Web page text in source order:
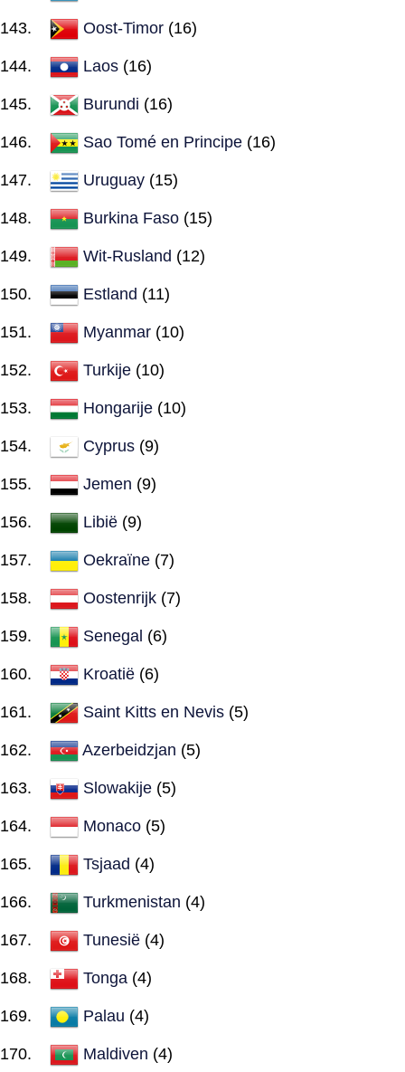
Oost-Timor (16)
Laos (16)
Burundi (16)
Sao Tomé en Principe (16)
Uruguay (15)
Burkina Faso (15)
Wit-Rusland (12)
Estland (11)
Myanmar (10)
Turkije (10)
Hongarije (10)
Cyprus (9)
Jemen (9)
Libië (9)
Oekraïne (7)
Oostenrijk (7)
Senegal (6)
Kroatië (6)
Saint Kitts en Nevis (5)
Azerbeidzjan (5)
Slowakije (5)
Monaco (5)
Tsjaad (4)
Turkmenistan (4)
Tunesië (4)
Tonga (4)
Palau (4)
Maldiven (4)